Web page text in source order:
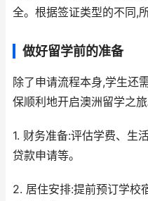
全。根据签证类型的不同,
做好留学前的准备
除了申请流程本身,学生还
保顺利地开启澳洲留学之
1. 财务准备:评估学费、生
贷款申请等。
2. 居住安排:提前预订学校